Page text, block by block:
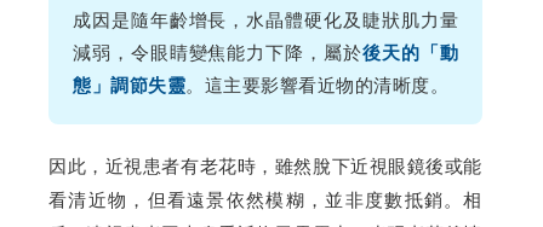
成因是隨年齡增長，水晶體硬化及睫狀肌力量
減弱，令眼睛變焦能力下降，屬於後天的「動
態」調節失靈。這主要影響看近物的清晰度。
因此，近視患者有老花時，雖然脫下近視眼鏡後或能
看清近物，但看遠景依然模糊，並非度數抵銷。相